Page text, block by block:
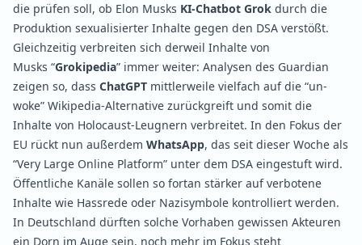
die prüfen soll, ob Elon Musks KI-Chatbot Grok durch die
Produktion sexualisierter Inhalte gegen den DSA verstößt.
Gleichzeitig verbreiten sich derweil Inhalte von
Musks “Grokipedia” immer weiter: Analysen des Guardian
zeigen so, dass ChatGPT mittlerweile vielfach auf die “un-
woke” Wikipedia-Alternative zurückgreift und somit die
Inhalte von Holocaust-Leugnern verbreitet. In den Fokus der
EU rückt nun außerdem WhatsApp, das seit dieser Woche als
“Very Large Online Platform” unter dem DSA eingestuft wird.
Öffentliche Kanäle sollen so fortan stärker auf verbotene
Inhalte wie Hassrede oder Nazisymbole kontrolliert werden.
In Deutschland dürften solche Vorhaben gewissen Akteuren
ein Dorn im Auge sein, noch mehr im Fokus steht